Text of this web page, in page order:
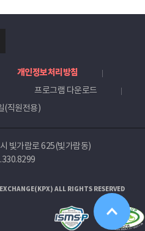
개인정보처리방침
프로그램 다운로드
(직원전용)
빛가람로 625(빛가람동)
ALL RIGHTS RESERVED